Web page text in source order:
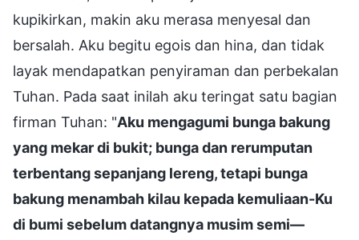
kupikirkan, makin aku merasa menyesal dan
bersalah. Aku begitu egois dan hina, dan tidak
layak mendapatkan penyiraman dan perbekalan
Tuhan. Pada saat inilah aku teringat satu bagian
firman Tuhan: "Aku mengagumi bunga bakung
yang mekar di bukit; bunga dan rerumputan
terbentang sepanjang lereng, tetapi bunga
bakung menambah kilau kepada kemuliaan-Ku
di bumi sebelum datangnya musim semi—